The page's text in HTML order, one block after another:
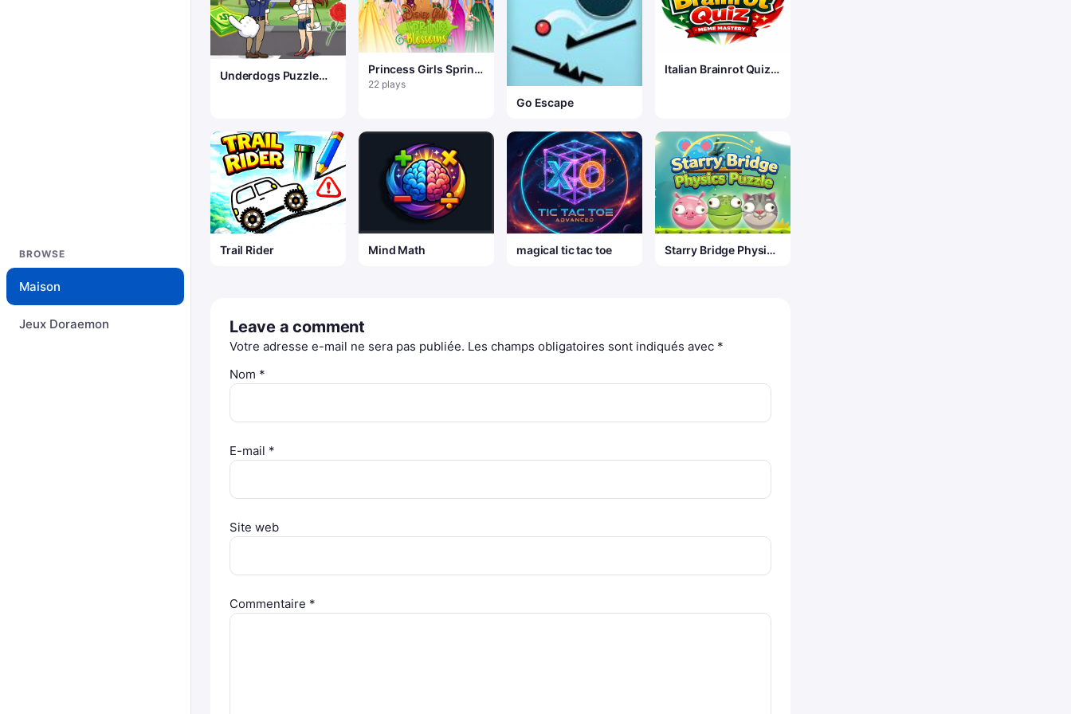
BROWSE
Maison
Jeux Doraemon
Underdogs Puzzle
Princess Girls Spring
Blossoms
22 plays
Go Escape
Italian Brainrot Quiz
Trail Rider Mind Math magical tic tac toe
Starry Bridge Physics
Leave a comment
Votre adresse e-mail ne sera pas publiée. Les champs obligatoires sont indiqués avec *
Nom *
E-mail *
Site web
Commentaire *